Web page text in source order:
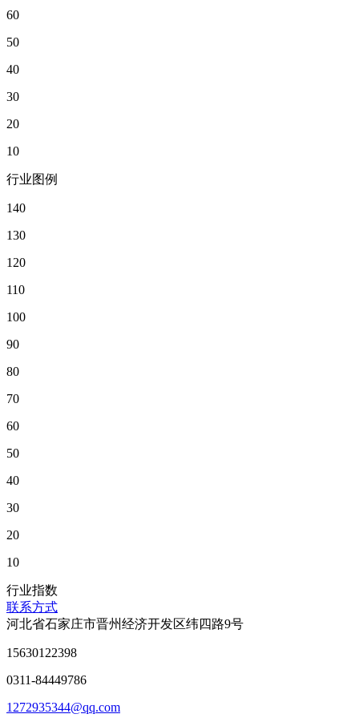
60
50
40
30
20
10
行业图例
140
130
120
110
100
90
80
70
60
50
40
30
20
10
行业指数
联系方式
河北省石家庄市晋州经济开发区纬四路9号
15630122398
0311-84449786
1272935344@qq.com